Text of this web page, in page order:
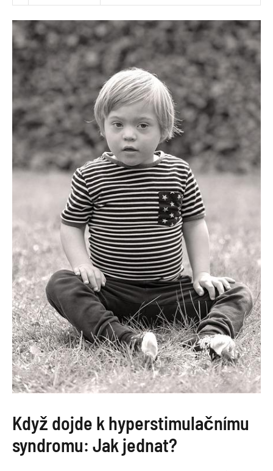
Když dojde k hyperstimulačnímu
syndromu: Jak jednat?